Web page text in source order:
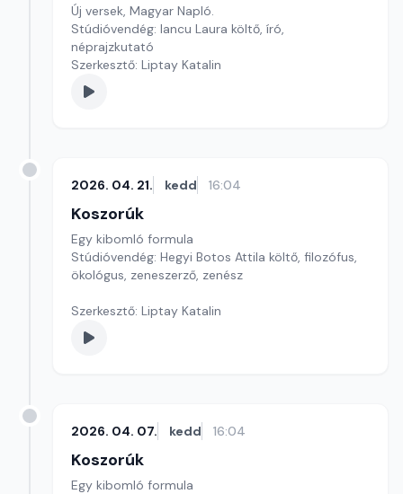
Új versek, Magyar Napló.
Stúdióvendég: Iancu Laura költő, író,
néprajzkutató
Szerkesztő: Liptay Katalin
2026. 04. 21. kedd 16:04
Koszorúk
Egy kibomló formula
Stúdióvendég: Hegyi Botos Attila költő, filozófus,
ökológus, zeneszerző, zenész
Szerkesztő: Liptay Katalin
2026. 04. 07. kedd 16:04
Koszorúk
Egy kibomló formula